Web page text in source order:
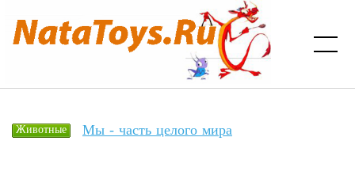
Животные Мы - часть целого мира